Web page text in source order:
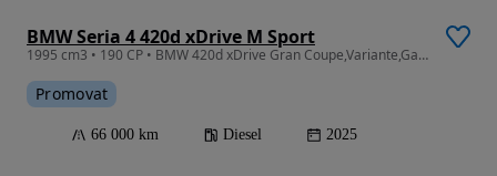
BMW Seria 4 420d xDrive M Sport
1995 cm3 • 190 CP • BMW 420d xDrive Gran Coupe,Variante,Garantie,Posibilitate leasing
Promovat
66 000 km Diesel 2025